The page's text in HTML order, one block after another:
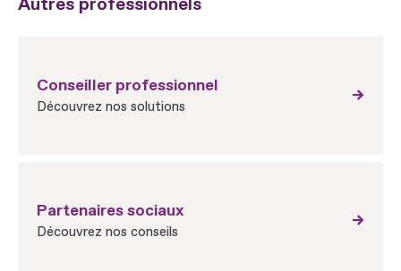
Conseiller professionnel
Découvrez nos solutions
Partenaires sociaux
Découvrez nos conseils